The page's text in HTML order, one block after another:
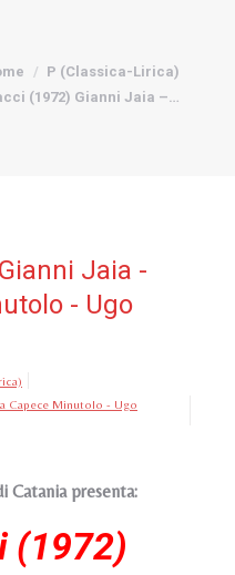
P (Classica-Lirica)
(1972) Gianni Jaia –…
Jaia -
- Ugo
Capece Minutolo - Ugo
Catania presenta:
(1972)